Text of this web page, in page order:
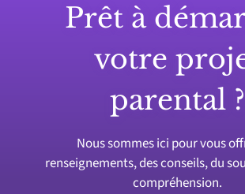
Prêt à
votre
parental ?
Nous sommes ici pour vous
renseignements, des conseils, du
compréhension.